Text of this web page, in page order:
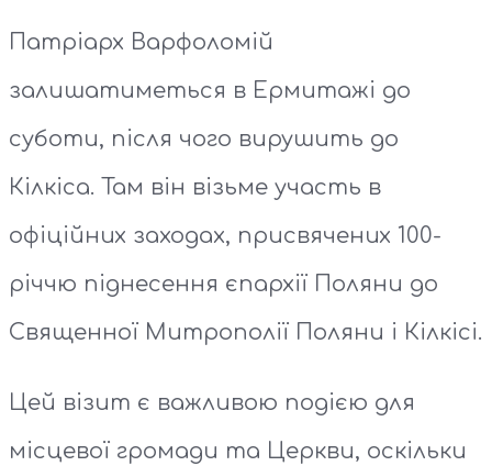
Патріарх Варфоломій
залишатиметься в Ермитажі до
суботи, після чого вирушить до
Кілкіса. Там він візьме участь в
офіційних заходах, присвячених 100-
річчю піднесення єпархії Поляни до
Священної Митрополії Поляни і Кілкісі.
Цей візит є важливою подією для
місцевої громади та Церкви, оскільки